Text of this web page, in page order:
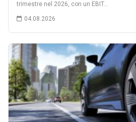
trimestre nel 2026, con un EBIT…
04.08.2026